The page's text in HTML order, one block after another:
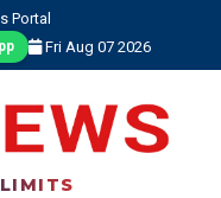
Portal
Fri Aug 07 2026